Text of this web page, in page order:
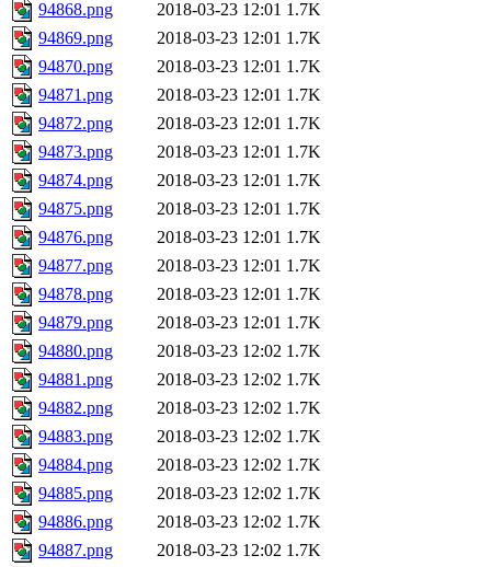
94868.png
2018-03-23 12:01 1.7K
94869.png
2018-03-23 12:01 1.7K
94870.png
2018-03-23 12:01 1.7K
94871.png
2018-03-23 12:01 1.7K
94872.png
2018-03-23 12:01 1.7K
94873.png
2018-03-23 12:01 1.7K
94874.png
2018-03-23 12:01 1.7K
94875.png
2018-03-23 12:01 1.7K
94876.png
2018-03-23 12:01 1.7K
94877.png
2018-03-23 12:01 1.7K
94878.png
2018-03-23 12:01 1.7K
94879.png
2018-03-23 12:01 1.7K
94880.png
2018-03-23 12:02 1.7K
94881.png
2018-03-23 12:02 1.7K
94882.png
2018-03-23 12:02 1.7K
94883.png
2018-03-23 12:02 1.7K
94884.png
2018-03-23 12:02 1.7K
94885.png
2018-03-23 12:02 1.7K
94886.png
2018-03-23 12:02 1.7K
94887.png
2018-03-23 12:02 1.7K